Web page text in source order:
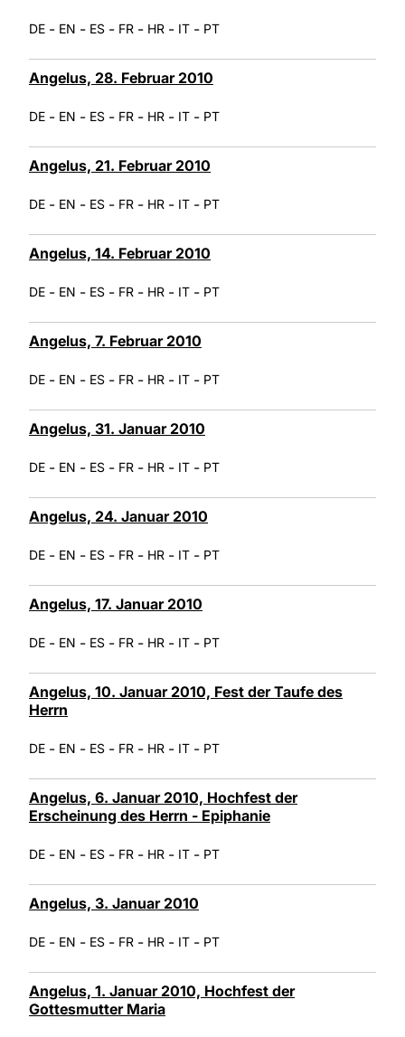
DE - EN - ES - FR - HR - IT - PT
Angelus, 28. Februar 2010
DE - EN - ES - FR - HR - IT - PT
Angelus, 21. Februar 2010
DE - EN - ES - FR - HR - IT - PT
Angelus, 14. Februar 2010
DE - EN - ES - FR - HR - IT - PT
Angelus, 7. Februar 2010
DE - EN - ES - FR - HR - IT - PT
Angelus, 31. Januar 2010
DE - EN - ES - FR - HR - IT - PT
Angelus, 24. Januar 2010
DE - EN - ES - FR - HR - IT - PT
Angelus, 17. Januar 2010
DE - EN - ES - FR - HR - IT - PT
Angelus, 10. Januar 2010, Fest der Taufe des
Herrn
DE - EN - ES - FR - HR - IT - PT
Angelus, 6. Januar 2010, Hochfest der
Erscheinung des Herrn - Epiphanie
DE - EN - ES - FR - HR - IT - PT
Angelus, 3. Januar 2010
DE - EN - ES - FR - HR - IT - PT
Angelus, 1. Januar 2010, Hochfest der
Gottesmutter Maria